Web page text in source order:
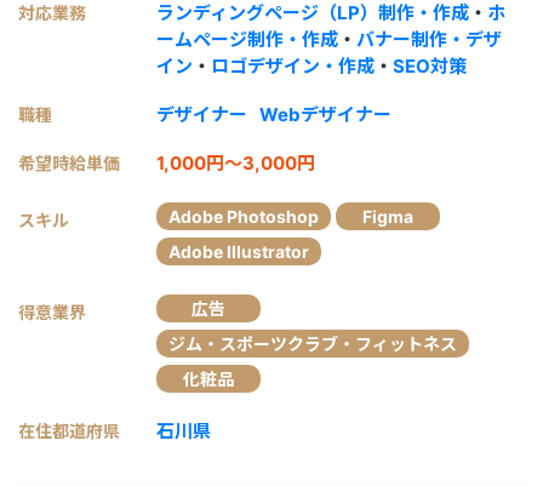
対応業務 ランディングページ（LP）制作・作成 ・ ホ
ームページ制作・作成 ・ バナー制作・デザ
イン ・ ロゴデザイン・作成 ・ SEO対策
職種 デザイナー Webデザイナー
希望時給単価 1,000円～3,000円
スキル Adobe Photoshop
Figma
Adobe Illustrator
得意業界
広告
ジム・スポーツクラブ・フィットネス
化粧品
在住都道府県 石川県